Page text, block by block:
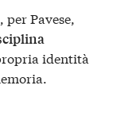
Pavese,
identità